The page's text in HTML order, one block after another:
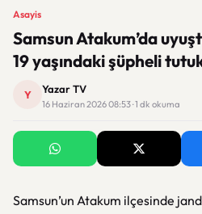
Asayis
Samsun Atakum’da
19 yaşındaki şüpheli
Y Yazar TV
16 Haziran 2026 08:53 · 1 dk okuma
Samsun’un Atakum ilçesinde